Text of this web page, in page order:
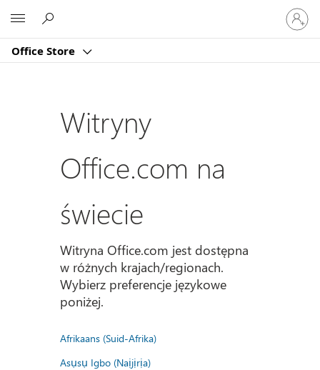
Office Store
Zaloguj
się
do
konta
Witryny
Office.com na
świecie
Witryna Office.com jest dostępna
w różnych krajach/regionach.
Wybierz preferencje językowe
poniżej.
Afrikaans (Suid-Afrika)
Asụsụ Igbo (Naịjịrịa)